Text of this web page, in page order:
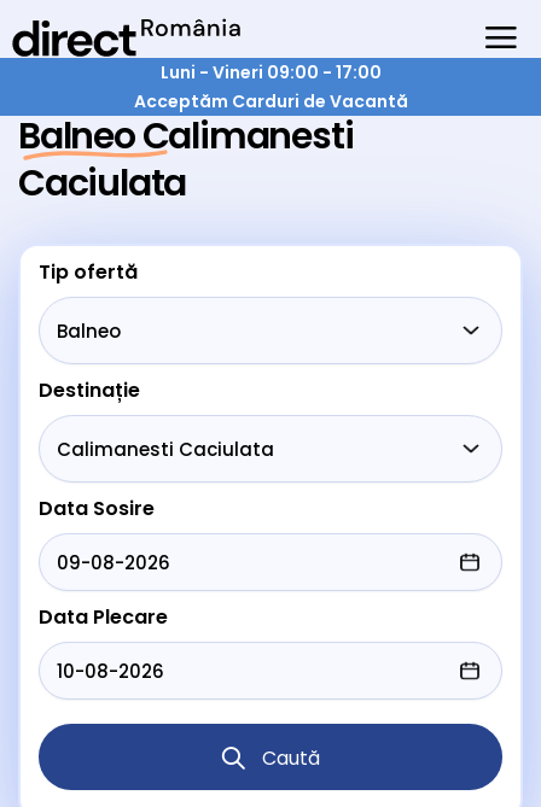
Luni - Vineri 09:00 - 17:00
Acceptăm Carduri de Vacantă
Balneo Calimanesti
Caciulata
Tip ofertă
Destinație
Data Sosire
Data Plecare
Caută